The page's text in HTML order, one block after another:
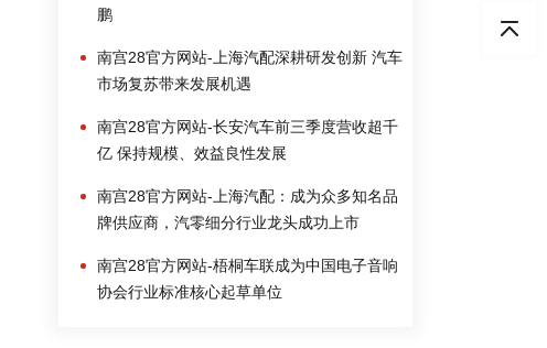
鹏
南宫28官方网站-上海汽配深耕研发创新 汽车
市场复苏带来发展机遇
南宫28官方网站-长安汽车前三季度营收超千
亿 保持规模、效益良性发展
南宫28官方网站-上海汽配：成为众多知名品
牌供应商，汽零细分行业龙头成功上市
南宫28官方网站-梧桐车联成为中国电子音响
协会行业标准核心起草单位